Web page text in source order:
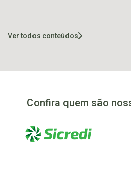
Ver todos conteúdos
Confira quem são